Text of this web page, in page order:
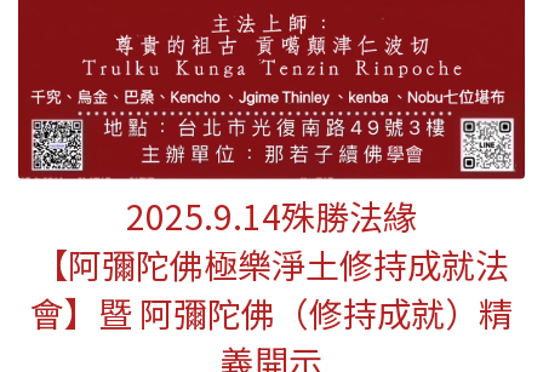
2025.9.14殊勝法緣
【阿彌陀佛極樂淨土修持成就法
會】暨 阿彌陀佛（修持成就）精
義開示